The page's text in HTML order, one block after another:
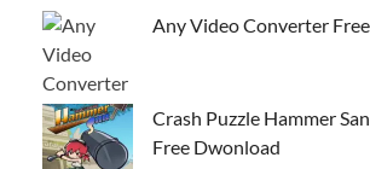
Any Video Converter
Crash Puzzle Hammer
Free Dwonload